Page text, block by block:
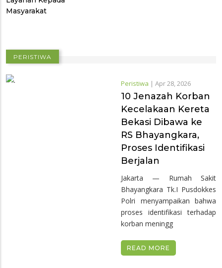
Masyarakat
PERISTIWA
Peristiwa | Apr 28, 2026
10 Jenazah Korban
Kecelakaan Kereta
Bekasi Dibawa ke
RS Bhayangkara,
Proses Identifikasi
Berjalan
Jakarta — Rumah Sakit
Bhayangkara Tk.I Pusdokkes
Polri menyampaikan bahwa
proses identifikasi terhadap
korban meningg
READ MORE